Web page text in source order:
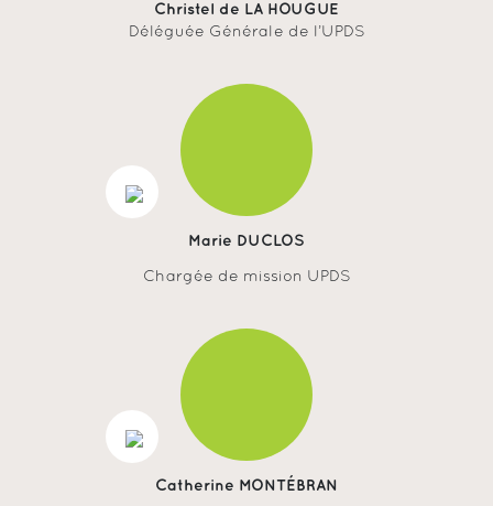
Christel de LA HOUGUE
Déléguée Générale de l’UPDS
Marie DUCLOS
Chargée de mission UPDS
Catherine MONTÉBRAN